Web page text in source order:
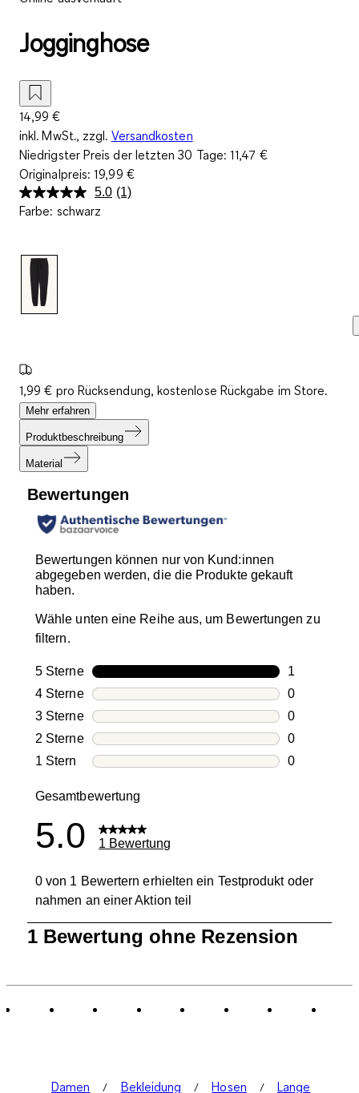
Jogginghose
14,99 €
inkl. MwSt., zzgl. Versandkosten
Niedrigster Preis der letzten 30 Tage:11,47 €
Originalpreis:19,99 €
5.0 Bewertung
(1)
Farbe: schwarz
1,99 € pro Rücksendung, kostenlose Rückgabe im Store.
Mehr erfahren
Produktbeschreibung
Material
Bewertungen
Bewertungen können nur von Kund:innen
abgegeben werden, die die Produkte gekauft
haben.
Wähle unten eine Reihe aus, um Bewertungen zu
filtern.
5 SterneSterne
1
1
4 SterneSterne
0
0
3 SterneSterne
0
0
2 SterneSterne
0
0
1 Stern Sterne
0
Gesamtbewertung
5.0 1 Bewertung
0 von 1 Bewertern erhielten ein Testprodukt oder
nahmen an einer Aktion teil
von
1 Bewertung ohne Rezension
Damen Bekleidung Hosen Lange